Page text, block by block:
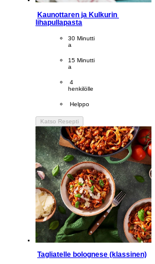
Kaunottaren ja Kulkurin
lihapullapasta
CookingTime
30 Minutti
a
PreparationTime
15 Minutti
a
Servings
4
henkilölle
Difficulty
Helppo
Katso Resepti
Tagliatelle bolognese (klassinen)